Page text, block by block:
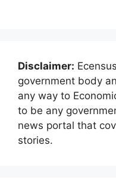
Disclaimer:
government body
any way to
to be any
news portal that
stories.